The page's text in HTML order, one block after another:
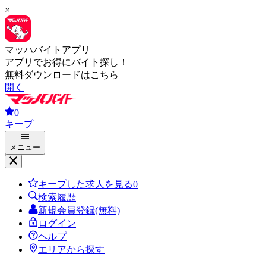
×
マッハバイトアプリ
アプリでお得にバイト探し！
無料ダウンロードはこちら
開く
0
キープ
メニュー
キープした求人を見る0
検索履歴
新規会員登録(無料)
ログイン
ヘルプ
エリアから探す